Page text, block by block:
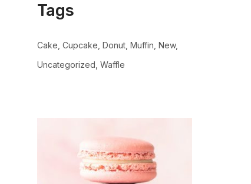
Tags
Cake Cupcake Donut Muffin New
Uncategorized Waffle